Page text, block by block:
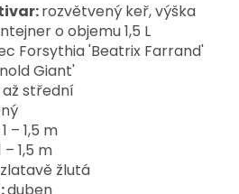
rozvětvený keř, výška
o objemu 1,5 L
Forsythia 'Beatrix Farrand'
Giant'
až střední
1 – 1,5 m
– 1,5 m
zlatavě žlutá